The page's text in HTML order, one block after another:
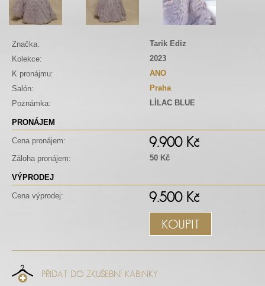
Značka:
Tarik Ediz
Kolekce:
2023
K pronájmu:
ANO
Salón:
Praha
Poznámka:
LİLAC BLUE
PRONÁJEM
Cena pronájem: 9.900 Kč
Záloha pronájem: 50 Kč
VÝPRODEJ
Cena výprodej: 9.500 Kč
KOUPIT
PŘIDAT DO ZKUŠEBNÍ KABINKY